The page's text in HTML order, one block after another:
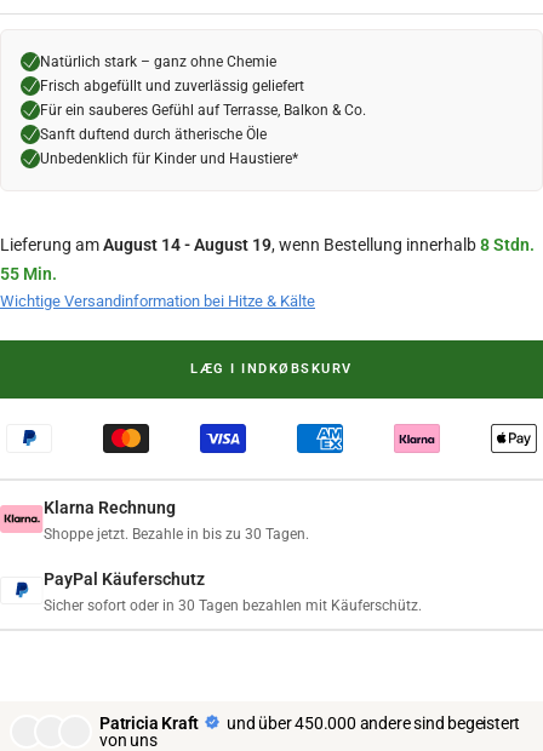
Natürlich stark – ganz ohne Chemie
Frisch abgefüllt und zuverlässig geliefert
Für ein sauberes Gefühl auf Terrasse, Balkon & Co.
Sanft duftend durch ätherische Öle
Unbedenklich für Kinder und Haustiere*
Lieferung amAugust 14 - August 19, wenn Bestellung innerhalb8 Stdn.
55 Min.
Wichtige Versandinformation bei Hitze & Kälte
LÆG I INDKØBSKURV
Klarna Rechnung
Shoppe jetzt. Bezahle in bis zu 30 Tagen.
PayPal Käuferschutz
Sicher sofort oder in 30 Tagen bezahlen mit Käuferschütz.
Patricia Kraft
und über 450.000 andere sind begeistert
von uns